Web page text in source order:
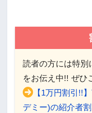
読者の方には特別
をお伝え中!! ぜひ
【1万円割引!!
デミー)の紹介者